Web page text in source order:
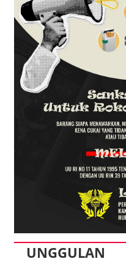
UNGGULAN